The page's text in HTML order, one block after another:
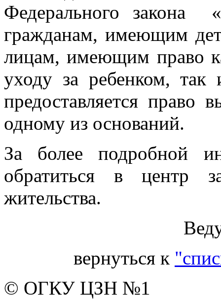
Федерального закона
гражданам, имеющим
лицам, имеющим право
уходу за ребенком, так
предоставляется
одному из оснований.
За более подробной
обратиться в центр
жительства.
вернуться к
© ОГКУ ЦЗН №1